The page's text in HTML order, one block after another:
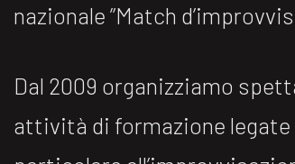
nazionale ”Match
Dal 2009 organizziamo
attività di formazione legate